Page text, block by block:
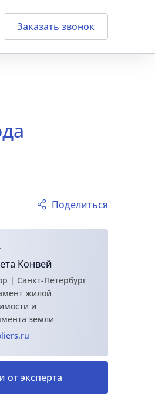
Заказать звонок
Поделиться
Конвей
| Санкт-Петербург
жилой
и
земли
от эксперта